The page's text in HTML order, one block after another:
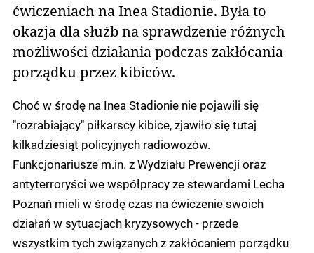
ćwiczeniach na Inea Stadionie. Była to
okazja dla służb na sprawdzenie różnych
możliwości działania podczas zakłócania
porządku przez kibiców.
Choć w środę na Inea Stadionie nie pojawili się
"rozrabiający" piłkarscy kibice, zjawiło się tutaj
kilkadziesiąt policyjnych radiowozów.
Funkcjonariusze m.in. z Wydziału Prewencji oraz
antyterroryści we współpracy ze stewardami Lecha
Poznań mieli w środę czas na ćwiczenie swoich
działań w sytuacjach kryzysowych - przede
wszystkim tych związanych z zakłócaniem porządku